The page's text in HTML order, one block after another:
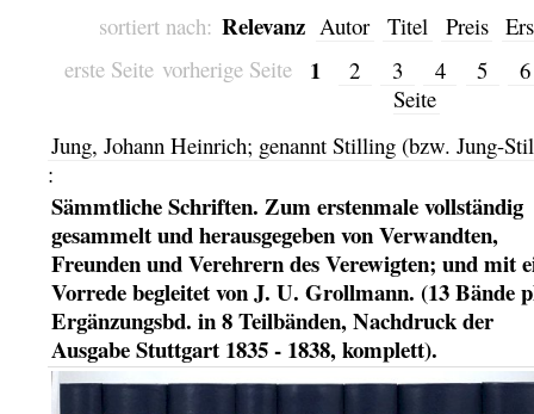
sortiert nach: Relevanz Autor Titel Preis
erste Seite vorherige Seite 1 2 3 4 5
Seite
Jung, Johann Heinrich; genannt Stilling (bzw. Jung-
:
Sämmtliche Schriften. Zum erstenmale vollständig
gesammelt und herausgegeben von Verwandten,
Freunden und Verehrern des Verewigten; und mit
Vorrede begleitet von J. U. Grollmann. (13 Bände
Ergänzungsbd. in 8 Teilbänden, Nachdruck der
Ausgabe Stuttgart 1835 - 1838, komplett).